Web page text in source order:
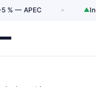
▲Ingénierie/R&D : +7